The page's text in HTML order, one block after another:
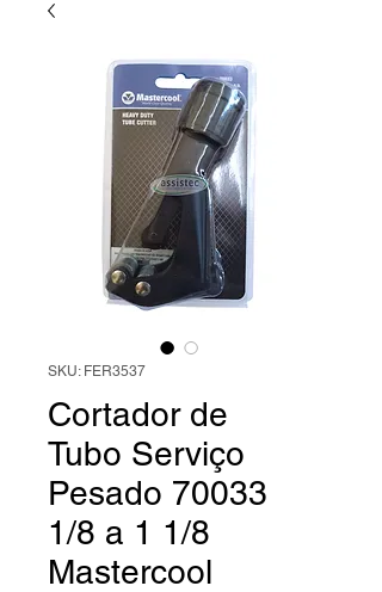
SKU: FER3537
Cortador de
Tubo Serviço
Pesado 70033
1/8 a 1 1/8
Mastercool